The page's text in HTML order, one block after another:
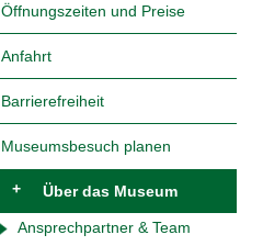
Öffnungszeiten und Preise
Anfahrt
Barrierefreiheit
Museumsbesuch planen
+ Über das Museum
Ansprechpartner & Team